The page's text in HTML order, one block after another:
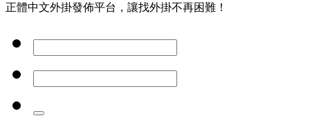
正體中文外掛發佈平台，讓找外掛不再困難！